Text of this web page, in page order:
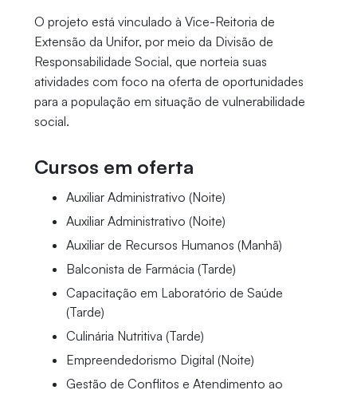
O projeto está vinculado à Vice-Reitoria de
Extensão da Unifor, por meio da Divisão de
Responsabilidade Social, que norteia suas
atividades com foco na oferta de oportunidades
para a população em situação de vulnerabilidade
social.
Cursos em oferta
Auxiliar Administrativo (Noite)
Auxiliar Administrativo (Noite)
Auxiliar de Recursos Humanos (Manhã)
Balconista de Farmácia (Tarde)
Capacitação em Laboratório de Saúde
(Tarde)
Culinária Nutritiva (Tarde)
Empreendedorismo Digital (Noite)
Gestão de Conflitos e Atendimento ao